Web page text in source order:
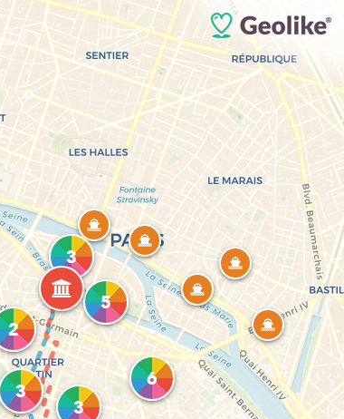
3
5
6
2
3
3